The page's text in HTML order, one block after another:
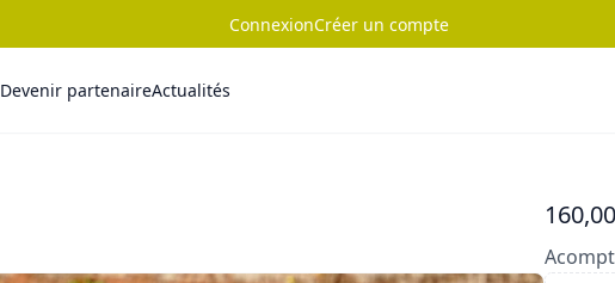
ConnexionCréer un compte
Devenir partenaireActualités